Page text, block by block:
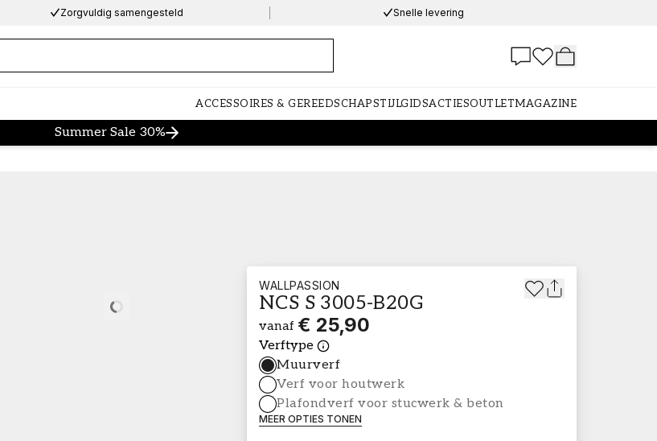
Zorgvuldig samengesteld Snelle levering
ACCESSOIRES & GEREEDSCHAPSTIJLGIDSACTIESOUTLETMAGAZINE
Summer Sale 30%
Loading…
WALLPASSION
NCS S 3005-B20G
vanaf € 25,90
Verftype
Muurverf
Verf voor houtwerk
Plafondverf voor stucwerk & beton
MEER OPTIES TONEN